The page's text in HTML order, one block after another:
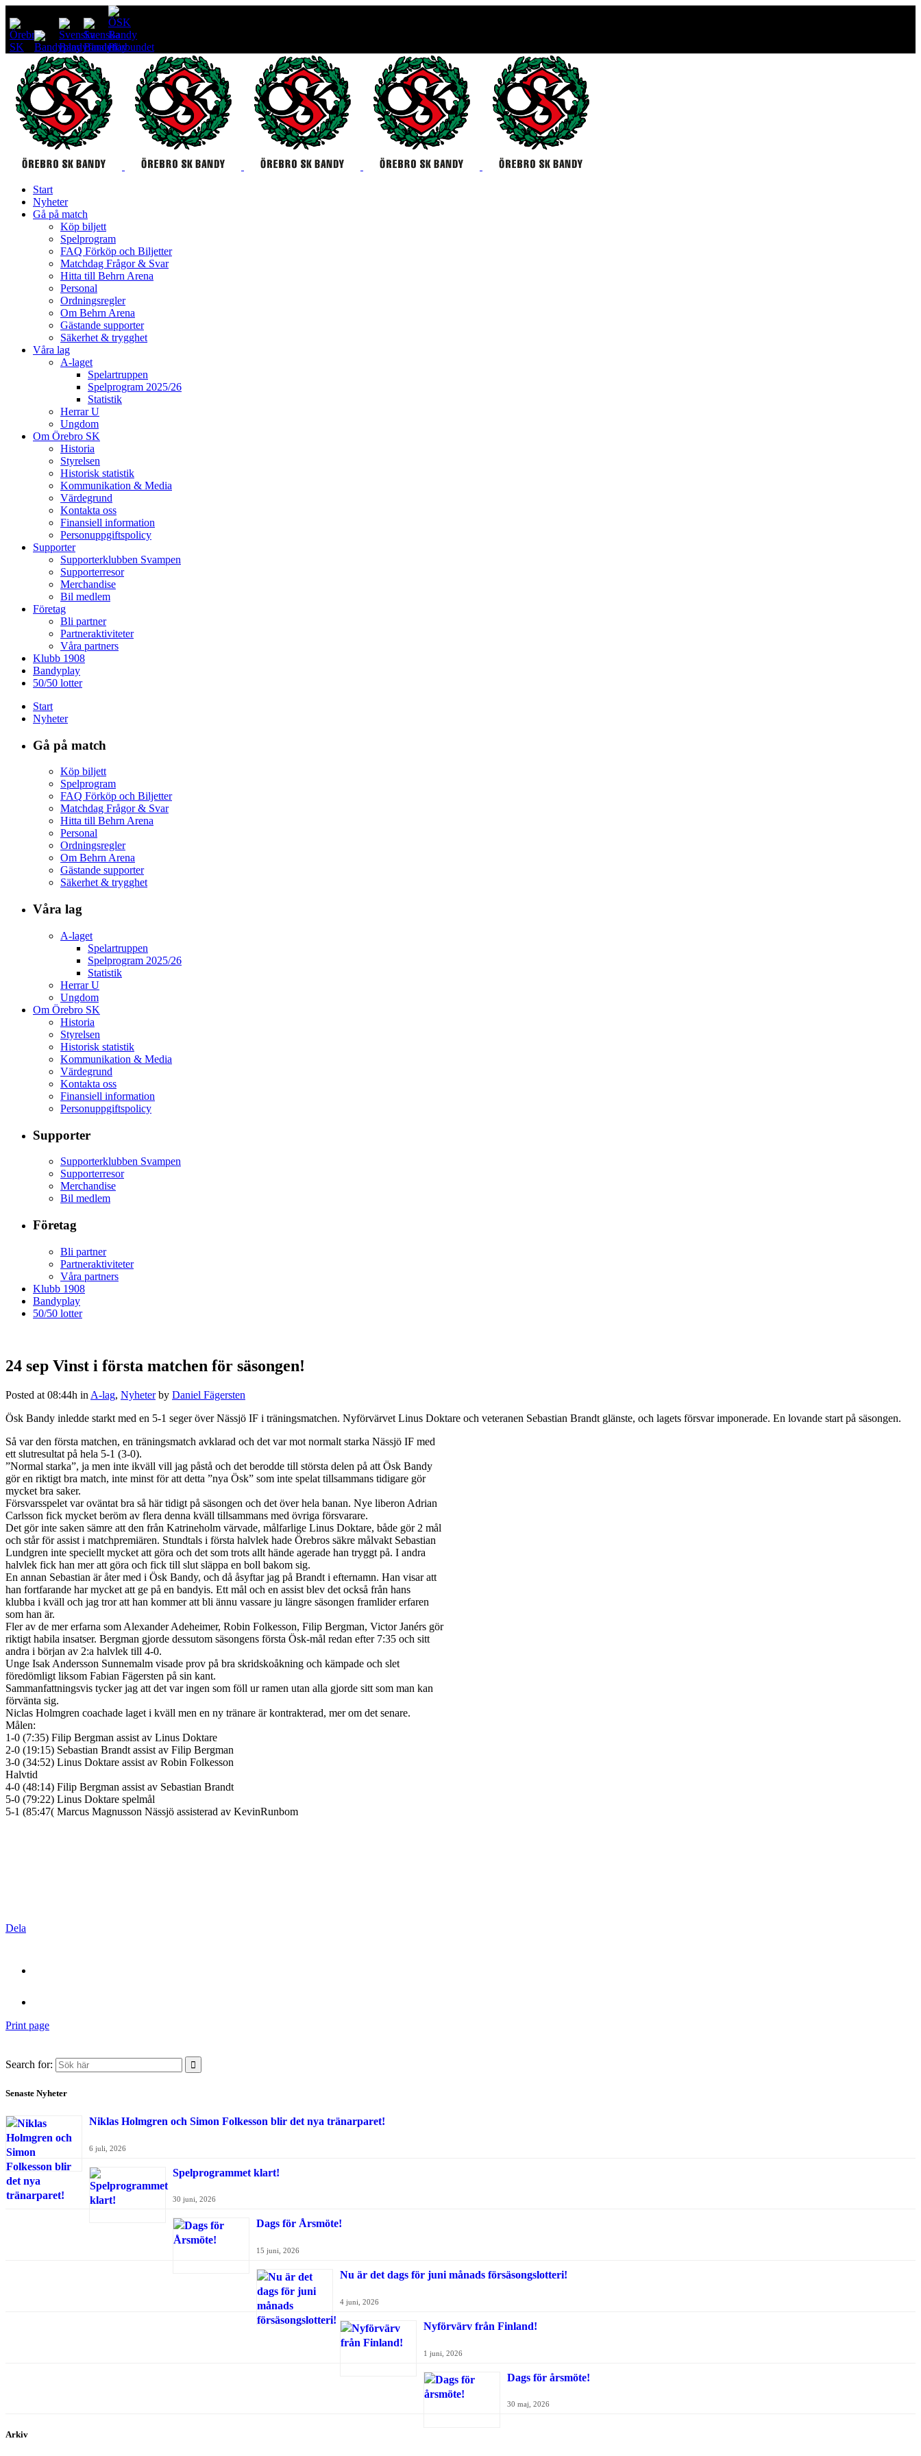
Start
Nyheter
Gå på match
Köp biljett
Spelprogram
FAQ Förköp och Biljetter
Matchdag Frågor & Svar
Hitta till Behrn Arena
Personal
Ordningsregler
Om Behrn Arena
Gästande supporter
Säkerhet & trygghet
Våra lag
A-laget
Spelartruppen
Spelprogram 2025/26
Statistik
Herrar U
Ungdom
Om Örebro SK
Historia
Styrelsen
Historisk statistik
Kommunikation & Media
Värdegrund
Kontakta oss
Finansiell information
Personuppgiftspolicy
Supporter
Supporterklubben Svampen
Supporterresor
Merchandise
Bil medlem
Företag
Bli partner
Partneraktiviteter
Våra partners
Klubb 1908
Bandyplay
50/50 lotter
Start
Nyheter
Gå på match
Köp biljett
Spelprogram
FAQ Förköp och Biljetter
Matchdag Frågor & Svar
Hitta till Behrn Arena
Personal
Ordningsregler
Om Behrn Arena
Gästande supporter
Säkerhet & trygghet
Våra lag
A-laget
Spelartruppen
Spelprogram 2025/26
Statistik
Herrar U
Ungdom
Om Örebro SK
Historia
Styrelsen
Historisk statistik
Kommunikation & Media
Värdegrund
Kontakta oss
Finansiell information
Personuppgiftspolicy
Supporter
Supporterklubben Svampen
Supporterresor
Merchandise
Bil medlem
Företag
Bli partner
Partneraktiviteter
Våra partners
Klubb 1908
Bandyplay
50/50 lotter
24 sep Vinst i första matchen för säsongen!
Posted at 08:44h in A-lag, Nyheter by Daniel Fägersten
Ösk Bandy inledde starkt med en 5-1 seger över Nässjö IF i träningsmatchen. Nyförvärvet Linus Doktare och veteranen Sebastian Brandt glänste, och lagets försvar imponerade. En lovande start på säsongen.
Så var den första matchen, en träningsmatch avklarad och det var mot normalt starka Nässjö IF med
ett slutresultat på hela 5-1 (3-0).
”Normal starka”, ja men inte ikväll vill jag påstå och det berodde till största delen på att Ösk Bandy
gör en riktigt bra match, inte minst för att detta ”nya Ösk” som inte spelat tillsammans tidigare gör
mycket bra saker.
Försvarsspelet var oväntat bra så här tidigt på säsongen och det över hela banan. Nye liberon Adrian
Carlsson fick mycket beröm av flera denna kväll tillsammans med övriga försvarare.
Det gör inte saken sämre att den från Katrineholm värvade, målfarlige Linus Doktare, både gör 2 mål
och står för assist i matchpremiären. Stundtals i första halvlek hade Örebros säkre målvakt Sebastian
Lundgren inte speciellt mycket att göra och det som trots allt hände agerade han tryggt på. I andra
halvlek fick han mer att göra och fick till slut släppa en boll bakom sig.
En annan Sebastian är åter med i Ösk Bandy, och då åsyftar jag på Brandt i efternamn. Han visar att
han fortfarande har mycket att ge på en bandyis. Ett mål och en assist blev det också från hans
klubba i kväll och jag tror att han kommer att bli ännu vassare ju längre säsongen framlider erfaren
som han är.
Fler av de mer erfarna som Alexander Adeheimer, Robin Folkesson, Filip Bergman, Victor Janérs gör
riktigt habila insatser. Bergman gjorde dessutom säsongens första Ösk-mål redan efter 7:35 och sitt
andra i början av 2:a halvlek till 4-0.
Unge Isak Andersson Sunnemalm visade prov på bra skridskoåkning och kämpade och slet
föredömligt liksom Fabian Fägersten på sin kant.
Sammanfattningsvis tycker jag att det var ingen som föll ur ramen utan alla gjorde sitt som man kan
förvänta sig.
Niclas Holmgren coachade laget i kväll men en ny tränare är kontrakterad, mer om det senare.
Målen:
1-0 (7:35) Filip Bergman assist av Linus Doktare
2-0 (19:15) Sebastian Brandt assist av Filip Bergman
3-0 (34:52) Linus Doktare assist av Robin Folkesson
Halvtid
4-0 (48:14) Filip Bergman assist av Sebastian Brandt
5-0 (79:22) Linus Doktare spelmål
5-1 (85:47( Marcus Magnusson Nässjö assisterad av KevinRunbom
Dela
Print page
Search for:
Senaste Nyheter
Niklas Holmgren och Simon Folkesson blir det nya tränarparet!
6 juli, 2026
Spelprogrammet klart!
30 juni, 2026
Dags för Årsmöte!
15 juni, 2026
Nu är det dags för juni månads försäsongslotteri!
4 juni, 2026
Nyförvärv från Finland!
1 juni, 2026
Dags för årsmöte!
30 maj, 2026
Arkiv